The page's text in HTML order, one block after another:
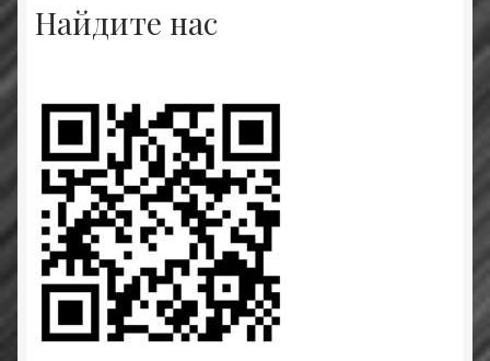
Найдите нас